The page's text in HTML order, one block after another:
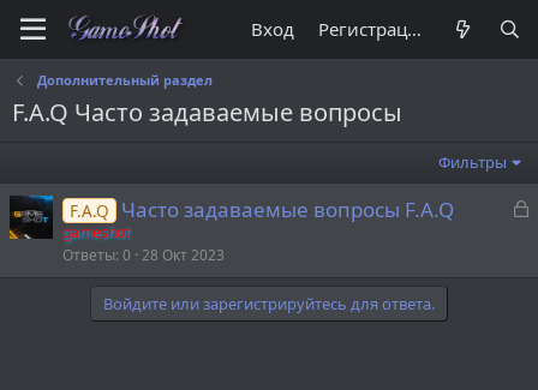
Вход Регистрация
Дополнительный раздел
F.A.Q Часто задаваемые вопросы
Фильтры
З
р
F.A.Q Часто задаваемые вопросы F.A.Q
gameshot
Ответы 0 28 Окт 2023
Войдите или зарегистрируйтесь для ответа.